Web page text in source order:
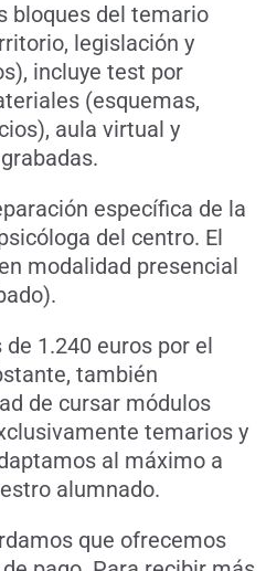
bloques del temario
legislación y
incluye test por
(esquemas,
aula virtual y
específica de la
del centro. El
modalidad presencial
1.240 euros por el
también
de cursar módulos
temarios y
al máximo a
alumnado.
que ofrecemos